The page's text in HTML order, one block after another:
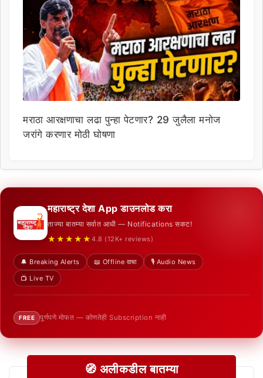
मराठा आरक्षणाचा लढा पुन्हा पेटणार? 29 जुलैला मनोज
जरांगे करणार मोठी घोषणा
महाराष्ट्र देशा App डाउनलोड करा
ताज्या बातम्या सर्वात आधी — Notifications सकट!
★★★★★ 4.8 (12K+ reviews)
🔔 Breaking Alerts 📖 Offline वाचा
🎙️ Audio News
📺 Live TV
FREE पूर्णपणे मोफत — कोणतेही Subscription नाही
🧭 अलीकडील बातम्या